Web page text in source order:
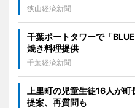
狭山経済新聞
千葉ポートタワーで「
焼き料理提供
千葉経済新聞
上里町の児童生徒16人が
提案、再質問も